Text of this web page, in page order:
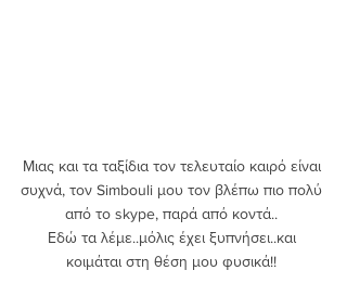
Μιας και τα ταξίδια τον τελευταίο καιρό είναι
συχνά, τον Simbouli μου τον βλέπω πιο πολύ
από το skype, παρά από κοντά..
Εδώ τα λέμε..μόλις έχει ξυπνήσει..και
κοιμάται στη θέση μου φυσικά!!